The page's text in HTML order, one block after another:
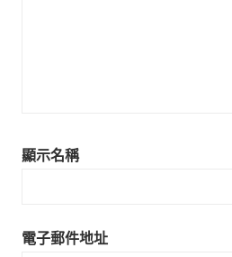
顯示名稱
電子郵件地址